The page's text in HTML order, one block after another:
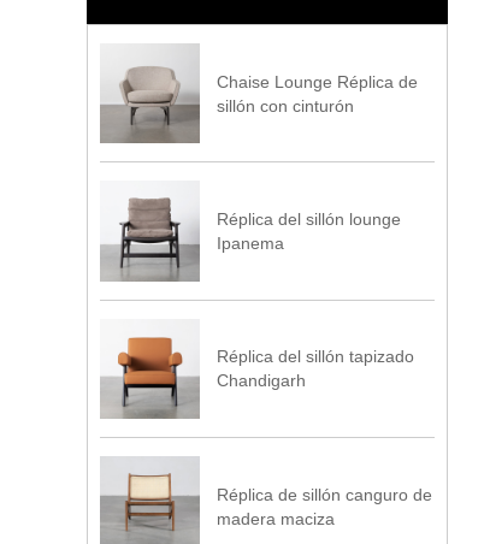
Chaise Lounge Réplica de
sillón con cinturón
Réplica del sillón lounge
Ipanema
Réplica del sillón tapizado
Chandigarh
Réplica de sillón canguro de
madera maciza